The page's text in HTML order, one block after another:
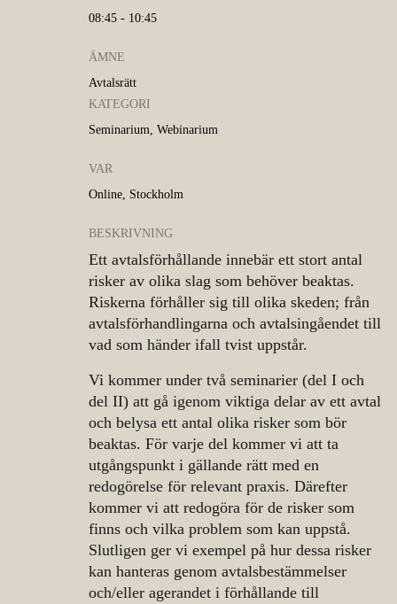
08:45 - 10:45
ÄMNE
Avtalsrätt
KATEGORI
Seminarium, Webinarium
VAR
Online, Stockholm
BESKRIVNING
Ett avtalsförhållande innebär ett stort antal
risker av olika slag som behöver beaktas.
Riskerna förhåller sig till olika skeden; från
avtalsförhandlingarna och avtalsingåendet till
vad som händer ifall tvist uppstår.
Vi kommer under två seminarier (del I och
del II) att gå igenom viktiga delar av ett avtal
och belysa ett antal olika risker som bör
beaktas. För varje del kommer vi att ta
utgångspunkt i gällande rätt med en
redogörelse för relevant praxis. Därefter
kommer vi att redogöra för de risker som
finns och vilka problem som kan uppstå.
Slutligen ger vi exempel på hur dessa risker
kan hanteras genom avtalsbestämmelser
och/eller agerandet i förhållande till